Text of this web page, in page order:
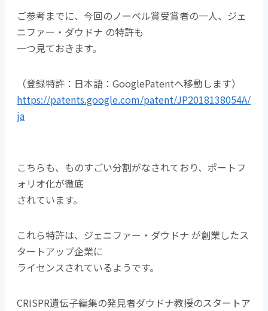
ご参考までに、今回のノーベル賞受賞者の一人、ジェ
ニファー・ダウドナ の特許も
一つ見ておきます。
（登録特許：日本語：GooglePatentへ移動します）
https://patents.google.com/patent/JP2018138054A/
ja
こちらも、ものすごい分割がなされており、ポートフ
ォリオ化が徹底
されています。
これら特許は、ジェニファー・ダウドナ が創業したス
タートアップ企業に
ライセンスされているようです。
CRISPR遺伝子編集の発見者ダウドナ教授のスタートア